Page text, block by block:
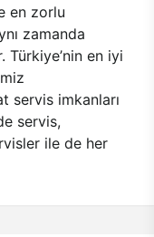
en zorlu
zamanda
Türkiye’nin en iyi
servis imkanları
servis,
ile de her